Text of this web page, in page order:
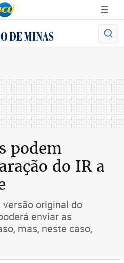
podem
do IR a
versão original do
enviar as
mas, neste caso,